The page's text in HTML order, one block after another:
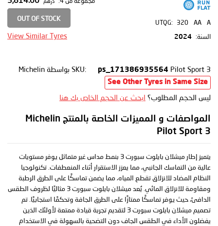
UTQG: 320 AA
A
السنة: 2024
OUT OF STOCK
View Similar Tyres
SKU: ps_171386935564 Pilot Sport 3 بواسطة Michelin
See Other Tyres in Same Size
ليس الحجم المطلوب؟ ابحث عن الحجم الخاص بك هنا
المواصفات و المميزات الخاصة بالمنتج Michelin
Pilot Sport 3
يتميز إطار ميشلان بايلوت سبورت 3 بنمط مداس غير متماثل يوفر مستويات
عالية من التماسك الجانبي، مما يعزز الاستقرار أثناء المنعطفات. تكنولوجيا
النظام المضاد للانزلاق تقطع المياه، مما يضمن تماسكًا على الطرق الرطبة
ومقاومة للانزلاق المائي. يُعد ميشلان بايلوت سبورت 3 مثاليًا لظروف الطقس
الدافئ، حيث يوفر تماسكًا ممتازًا على الطرق الجافة وتحكمًا استجابيًا. تم
تصميم ميشلان بايلوت سبورت 3 لتقديم تجربة قيادة ممتعة لأولئك الذين
يفضلون الأداء في الطقس الجاف دون التضحية بالسهولة في الاستخدام